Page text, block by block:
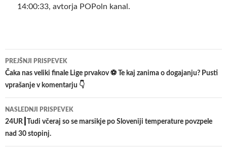
14:00:33, avtorja POPoln kanal.
Krmarjenje
po
prispevkih
PREJŠNJI PRISPEVEK
Čaka nas veliki finale Lige prvakov ⚽ Te kaj zanima o dogajanju? Pusti
vprašanje v komentarju 👇
NASLEDNJI PRISPEVEK
24UR┃Tudi včeraj so se marsikje po Sloveniji temperature povzpele
nad 30 stopinj.